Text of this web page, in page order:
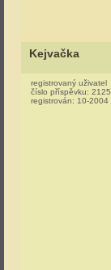
Kejvačka
registrovaný uživatel
číslo příspěvku: 2125
registrován: 10-2004